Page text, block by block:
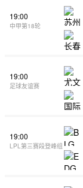
19:00
中甲第18轮
19:00
足球友谊赛
19:00
LPL第三赛段登峰组